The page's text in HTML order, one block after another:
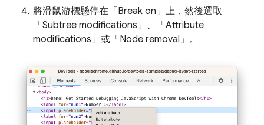
將滑鼠游標懸停在「Break on」 上，然後選取
「Subtree modifications」 、「Attribute
modifications」 或「Node removal」 。